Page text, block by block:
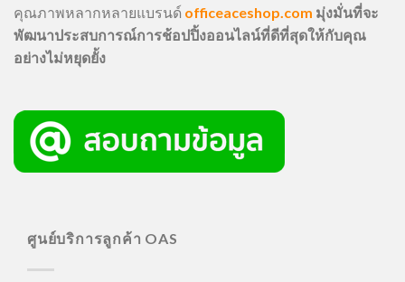
คุณภาพหลากหลายแบรนด์ officeaceshop.com มุ่งมั่นที่จะ
พัฒนาประสบการณ์การช้อปปิ้งออนไลน์ที่ดีที่สุดให้กับคุณ
อย่างไม่หยุดยั้ง
ศูนย์บริการลูกค้า OAS